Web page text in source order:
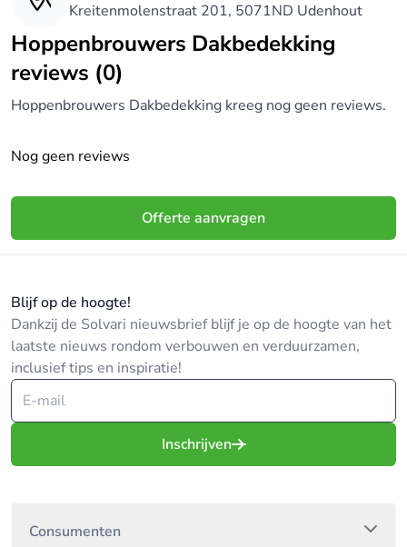
Kreitenmolenstraat 201, 5071ND Udenhout
Hoppenbrouwers Dakbedekking
reviews (0)
Hoppenbrouwers Dakbedekking kreeg nog geen reviews.
Nog geen reviews
Offerte aanvragen
Blijf op de hoogte!
Dankzij de Solvari nieuwsbrief blijf je op de hoogte van het
laatste nieuws rondom verbouwen en verduurzamen,
inclusief tips en inspiratie!
Inschrijven
Consumenten